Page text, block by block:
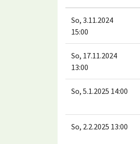
So, 3.11.2024
15:00
So, 17.11.2024
13:00
So, 5.1.2025 14:00
So, 2.2.2025 13:00